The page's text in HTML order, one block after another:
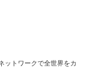
ットワークで全世界をカ